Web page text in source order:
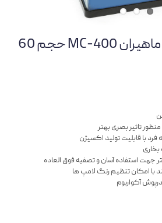
آکواریوم مکانیزه ماهیران MC-400 حجم 60
تاثیر بصری بهتر
فرد با قابلیت تولید اکسیژن
جهت استفاده آسان و تصفیه فوق العاده
با امکان تنظیم رنگ لامپ ها